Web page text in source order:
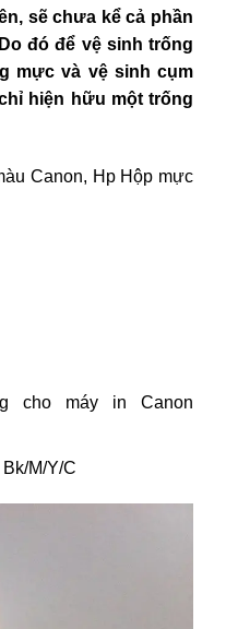
sẽ chưa kể cả phần
đó để vệ sinh trống
mực và vệ sinh cụm
hiện hữu một trống
Canon, Hp Hộp mực
cho máy in Canon
M/Y/C​